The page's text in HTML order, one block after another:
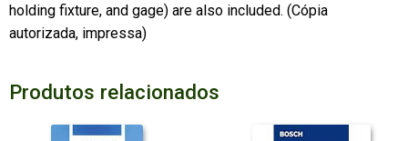
holding fixture, and gage) are also included. (Cópia
autorizada, impressa)
Produtos relacionados